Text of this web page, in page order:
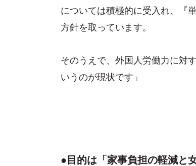
については積極的に受入れ、『
方針を取っています。
そのうえで、外国人労働力に対
いうのが現状です」
●目的は「家事負担の軽減と